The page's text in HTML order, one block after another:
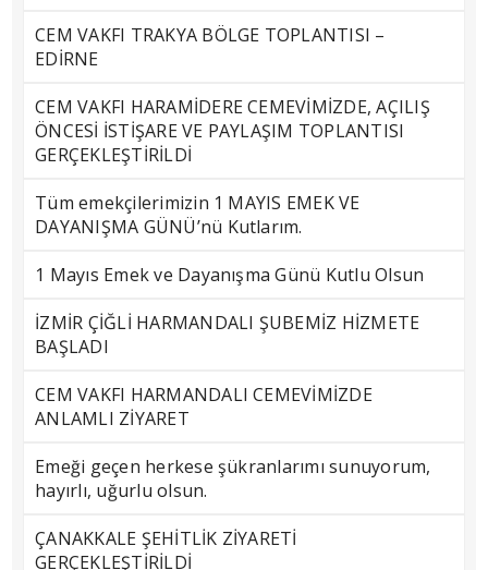
CEM VAKFI TRAKYA BÖLGE TOPLANTISI –
EDİRNE
CEM VAKFI HARAMİDERE CEMEVİMİZDE, AÇILIŞ
ÖNCESİ İSTİŞARE VE PAYLAŞIM TOPLANTISI
GERÇEKLEŞTİRİLDİ
Tüm emekçilerimizin 1 MAYIS EMEK VE
DAYANIŞMA GÜNÜ’nü Kutlarım.
1 Mayıs Emek ve Dayanışma Günü Kutlu Olsun
İZMİR ÇİĞLİ HARMANDALI ŞUBEMİZ HİZMETE
BAŞLADI
CEM VAKFI HARMANDALI CEMEVİMİZDE
ANLAMLI ZİYARET
Emeği geçen herkese şükranlarımı sunuyorum,
hayırlı, uğurlu olsun.
ÇANAKKALE ŞEHİTLİK ZİYARETİ
GERÇEKLEŞTİRİLDİ